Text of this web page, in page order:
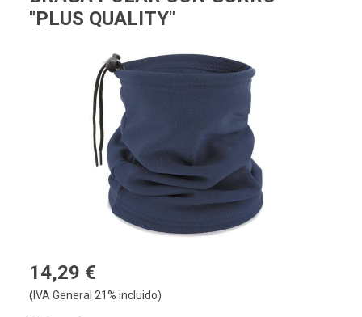
"PLUS QUALITY"
14,29 €
(IVA General 21% incluido)